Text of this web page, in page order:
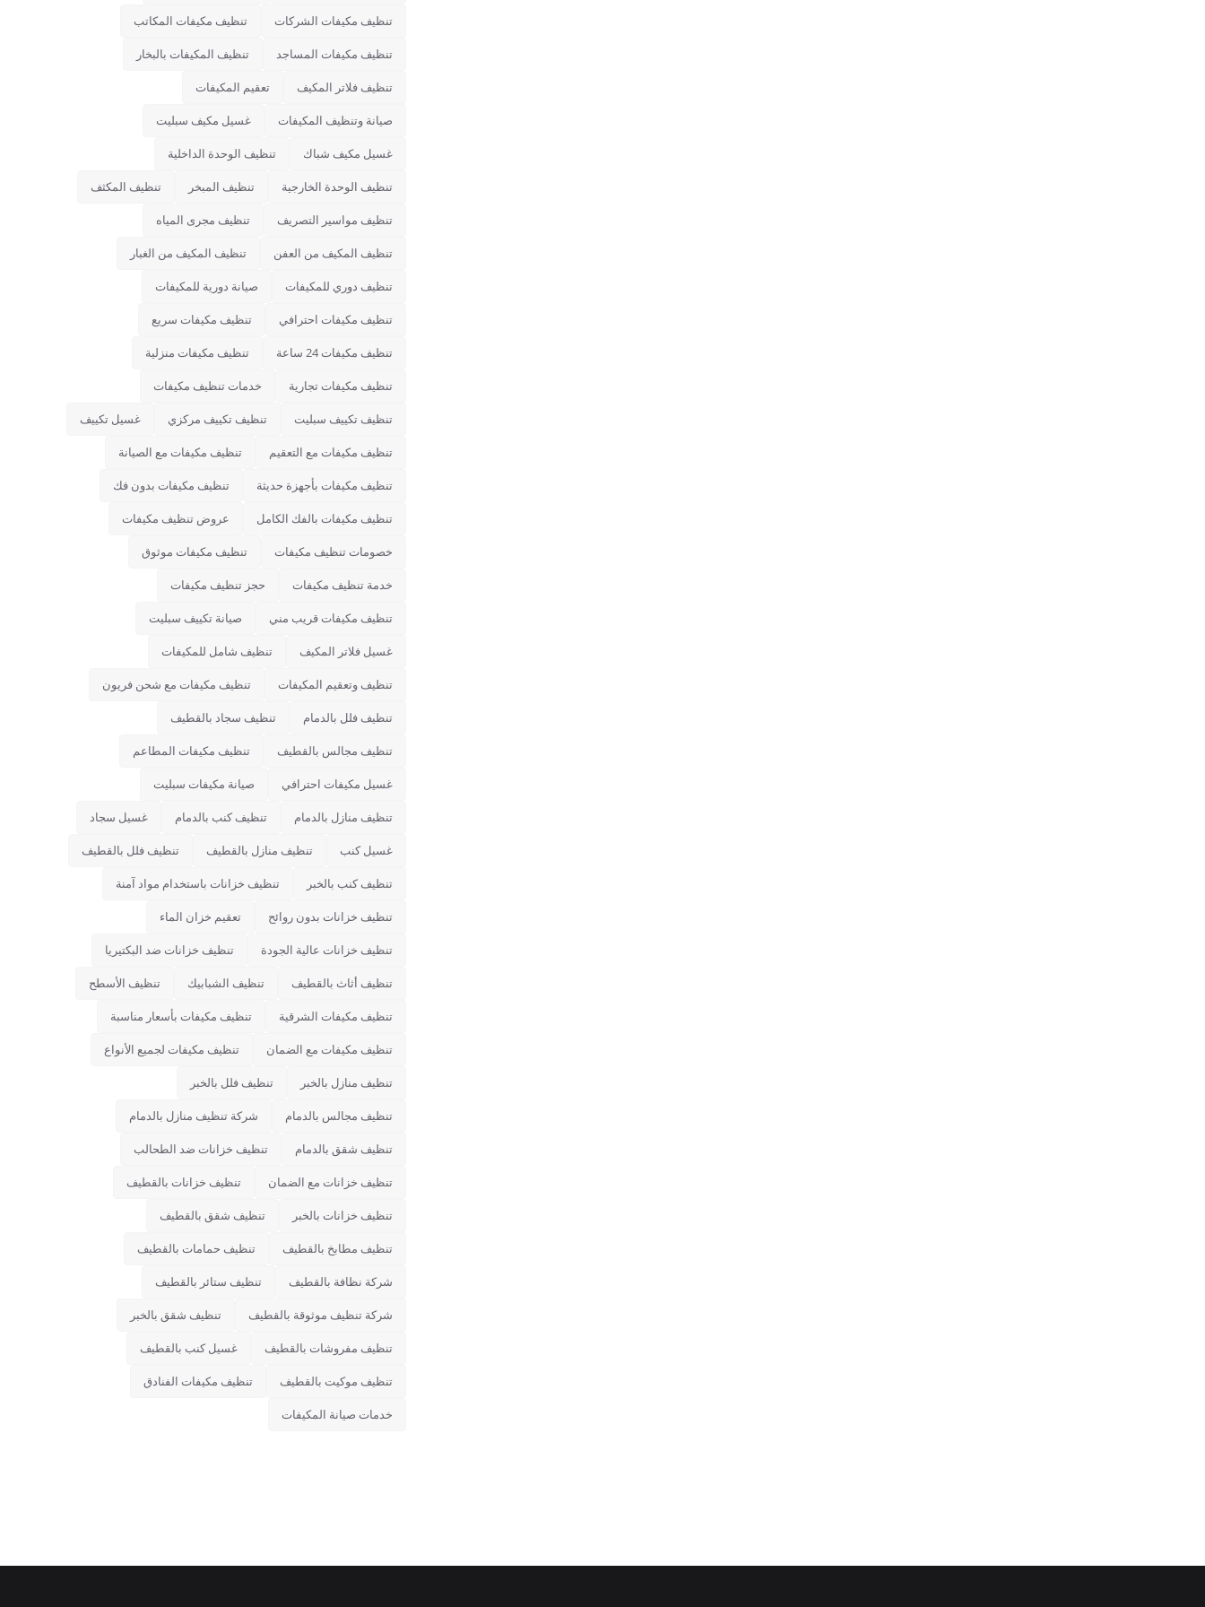
تنظيف مكيفات الشركات تنظيف مكيفات المكاتب
تنظيف مكيفات المساجد تنظيف المكيفات بالبخار
تنظيف فلاتر المكيف تعقيم المكيفات
صيانة وتنظيف المكيفات غسيل مكيف سبليت
غسيل مكيف شباك تنظيف الوحدة الداخلية
تنظيف الوحدة الخارجية تنظيف المبخر تنظيف المكثف
تنظيف مواسير التصريف تنظيف مجرى المياه
تنظيف المكيف من العفن تنظيف المكيف من الغبار
تنظيف دوري للمكيفات صيانة دورية للمكيفات
تنظيف مكيفات احترافي تنظيف مكيفات سريع
تنظيف مكيفات 24 ساعة تنظيف مكيفات منزلية
تنظيف مكيفات تجارية خدمات تنظيف مكيفات
تنظيف تكييف سبليت تنظيف تكييف مركزي غسيل تكييف
تنظيف مكيفات مع التعقيم تنظيف مكيفات مع الصيانة
تنظيف مكيفات بأجهزة حديثة تنظيف مكيفات بدون فك
تنظيف مكيفات بالفك الكامل عروض تنظيف مكيفات
خصومات تنظيف مكيفات تنظيف مكيفات موثوق
خدمة تنظيف مكيفات حجز تنظيف مكيفات
تنظيف مكيفات قريب مني صيانة تكييف سبليت
غسيل فلاتر المكيف تنظيف شامل للمكيفات
تنظيف وتعقيم المكيفات تنظيف مكيفات مع شحن فريون
تنظيف فلل بالدمام تنظيف سجاد بالقطيف
تنظيف مجالس بالقطيف تنظيف مكيفات المطاعم
غسيل مكيفات احترافي صيانة مكيفات سبليت
تنظيف منازل بالدمام تنظيف كنب بالدمام غسيل سجاد
غسيل كنب تنظيف منازل بالقطيف تنظيف فلل بالقطيف
تنظيف كنب بالخبر تنظيف خزانات باستخدام مواد آمنة
تنظيف خزانات بدون روائح تعقيم خزان الماء
تنظيف خزانات عالية الجودة تنظيف خزانات ضد البكتيريا
تنظيف أثاث بالقطيف تنظيف الشبابيك تنظيف الأسطح
تنظيف مكيفات الشرقية تنظيف مكيفات بأسعار مناسبة
تنظيف مكيفات مع الضمان تنظيف مكيفات لجميع الأنواع
تنظيف منازل بالخبر تنظيف فلل بالخبر
تنظيف مجالس بالدمام شركة تنظيف منازل بالدمام
تنظيف شقق بالدمام تنظيف خزانات ضد الطحالب
تنظيف خزانات مع الضمان تنظيف خزانات بالقطيف
تنظيف خزانات بالخبر تنظيف شقق بالقطيف
تنظيف مطابخ بالقطيف تنظيف حمامات بالقطيف
شركة نظافة بالقطيف تنظيف ستائر بالقطيف
شركة تنظيف موثوقة بالقطيف تنظيف شقق بالخبر
تنظيف مفروشات بالقطيف غسيل كنب بالقطيف
تنظيف موكيت بالقطيف تنظيف مكيفات الفنادق
خدمات صيانة المكيفات